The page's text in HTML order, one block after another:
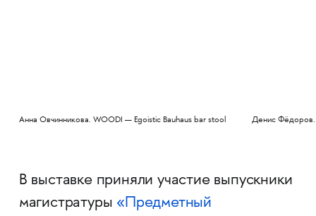
Анна Овчинникова. WOODI — Egoistic Bauhaus bar stool Денис Фёдоров.
В выставке приняли участие выпускники
магистратуры «Предметный